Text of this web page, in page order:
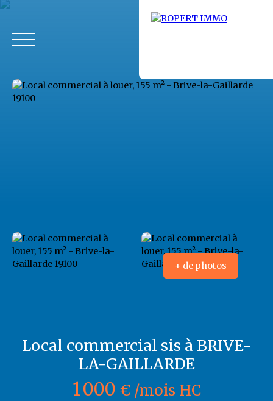
+ de photos
Local commercial sis à BRIVE-
LA-GAILLARDE
1 000 € /mois HC